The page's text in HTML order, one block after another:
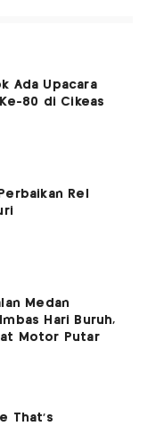
Ada Upacara
80 di Cikeas
Rel
Medan
Hari Buruh,
Motor Putar